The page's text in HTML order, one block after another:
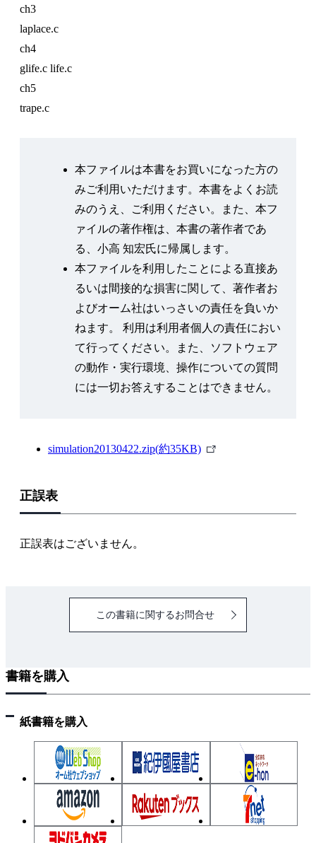
4.1 セルオートマトンの原理
4.1.2 セルオートマトンの計算プログラム
4.2.1 ライフゲームとは
4.3.1 1 次元セルオートマトンによる交通流のシミュ
レーション
4.3.2 交通流シミュレーションのプログラム
第5章 乱数を使った確率的シミュレーション
5.1 擬似乱数
5.1.1 乱数と擬似乱数
5.1.2 乱数生成アルゴリズム
5.2 乱数と数値計算
5.2.1 数値積分と乱数
5.2.2 乱数と最適化
5.3 乱数を使ったシミュレーション
5.3.1 ランダムウォーク
6.1 エージェントとは
6.1.2 C 言語によるエージェントシミュレーションの
実現
6.1.4 相互作用するマルチエージェント
6.2.1 マルチエージェントによるシミュレーション
6.2.2 マルチエージェントシミュレーションプログラ
付録
付録A qe.c プログラムのソースリスト
付録C freefall.c プログラムの出力をgnuplot で描画す
付録D ラプラス方程式が隣接4 点の差分で近似できる
ことの説明
付録E ガウスの消去法のプログラム
付録F gnuplot のsplot コマンドの利用方法
ch3
laplace.c
ch4
glife.c life.c
ch5
trape.c
本ファイルは本書をお買いになった方の
みご利用いただけます。本書をよくお読
みのうえ、ご利用ください。また、本フ
ァイルの著作権は、本書の著作者であ
る、小高 知宏氏に帰属します。
本ファイルを利用したことによる直接あ
るいは間接的な損害に関して、著作者お
よびオーム社はいっさいの責任を負いか
ねます。 利用は利用者個人の責任におい
て行ってください。また、ソフトウェア
の動作・実行環境、操作についての質問
には一切お答えすることはできません。
simulation20130422.zip(約35KB)
外
正誤表
正誤表はございません。
この書籍に関するお問合せ
書籍を購入
紙書籍を購入